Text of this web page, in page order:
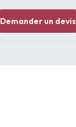
Demander un devis